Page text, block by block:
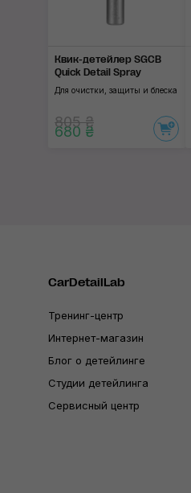
Квик-детейлер SGCB
Quick Detail Spray
Для очистки, защиты и блеска
805 ₴
680 ₴
CarDetailLab
Тренинг-центр
Интернет-магазин
Блог о детейлинге
Студии детейлинга
Сервисный центр